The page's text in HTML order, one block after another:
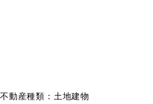
不動産種類：土地建物